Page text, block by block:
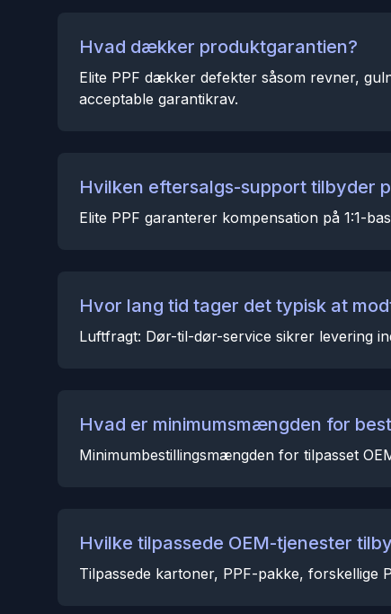
Hvad dækker produktgarantien?
Elite PPF dækker defekter såsom revner,
acceptable garantikrav.
Hvilken eftersalgs-support tilbyder
Elite PPF garanterer kompensation på 1:1-
Hvor lang tid tager det typisk at
Luftfragt: Dør-til-dør-service sikrer levering
Hvad er minimumsmængden for
Minimumbestillingsmængden for tilpasset
Hvilke tilpassede OEM-tjenester
Tilpassede kartoner, PPF-pakke, forskellige